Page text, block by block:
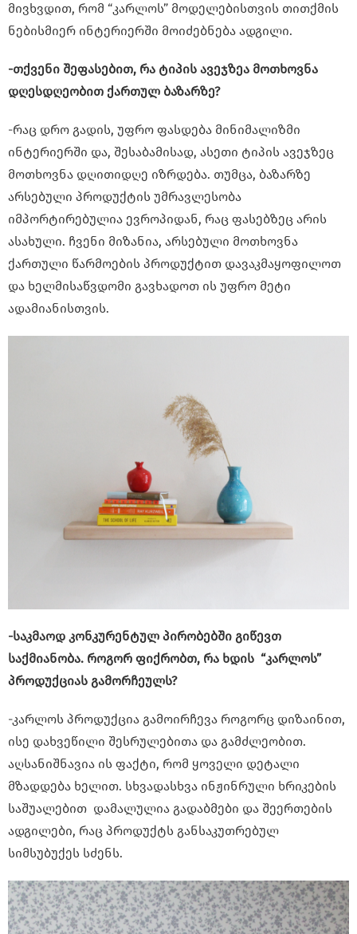
მივხვდით, რომ “კარლოს” მოდელებისთვის თითქმის
ნებისმიერ ინტერიერში მოიძებნება ადგილი.
-თქვენი შეფასებით, რა ტიპის ავეჯზეა მოთხოვნა
დღესდღეობით ქართულ ბაზარზე?
-რაც დრო გადის, უფრო ფასდება მინიმალიზმი
ინტერიერში და, შესაბამისად, ასეთი ტიპის ავეჯზეც
მოთხოვნა დღითიდღე იზრდება. თუმცა, ბაზარზე
არსებული პროდუქტის უმრავლესობა
იმპორტირებულია ევროპიდან, რაც ფასებზეც არის
ასახული. ჩვენი მიზანია, არსებული მოთხოვნა
ქართული წარმოების პროდუქტით დავაკმაყოფილოთ
და ხელმისაწვდომი გავხადოთ ის უფრო მეტი
ადამიანისთვის.
-საკმაოდ კონკურენტულ პირობებში გიწევთ
საქმიანობა. როგორ ფიქრობთ, რა ხდის “კარლოს”
პროდუქციას გამორჩეულს?
-კარლოს პროდუქცია გამოირჩევა როგორც დიზაინით,
ისე დახვეწილი შესრულებითა და გამძლეობით.
აღსანიშნავია ის ფაქტი, რომ ყოველი დეტალი
მზადდება ხელით. სხვადასხვა ინჟინრული ხრიკების
საშუალებით დამალულია გადაბმები და შეერთების
ადგილები, რაც პროდუქტს განსაკუთრებულ
სიმსუბუქეს სძენს.